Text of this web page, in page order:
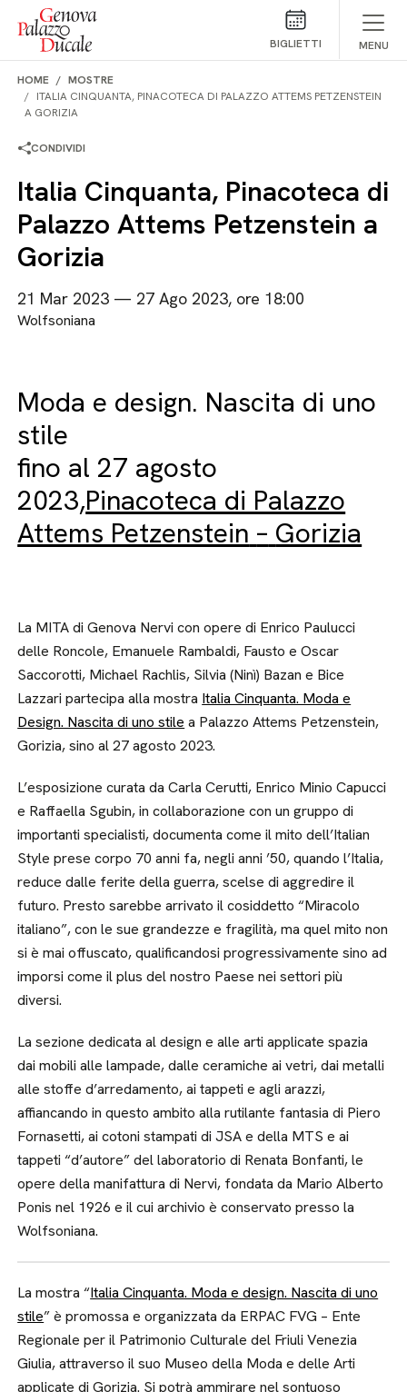
Salta al contenuto
BIGLIETTI MENU
HOME
MOSTRE
ITALIA CINQUANTA, PINACOTECA DI PALAZZO ATTEMS PETZENSTEIN
A GORIZIA
CONDIVIDI
Italia Cinquanta, Pinacoteca di
Palazzo Attems Petzenstein a
Gorizia
21 Mar 2023 — 27 Ago 2023, ore 18:00
Wolfsoniana
Moda e design. Nascita di uno
stile
fino al 27 agosto
2023,Pinacoteca di Palazzo
Attems Petzenstein – Gorizia
La MITA di Genova Nervi con opere di Enrico Paulucci
delle Roncole, Emanuele Rambaldi, Fausto e Oscar
Saccorotti, Michael Rachlis, Silvia (Ninì) Bazan e Bice
Lazzari partecipa alla mostra Italia Cinquanta. Moda e
Design. Nascita di uno stile a Palazzo Attems Petzenstein,
Gorizia, sino al 27 agosto 2023.
L’esposizione curata da Carla Cerutti, Enrico Minio Capucci
e Raffaella Sgubin, in collaborazione con un gruppo di
importanti specialisti, documenta come il mito dell’Italian
Style prese corpo 70 anni fa, negli anni ’50, quando l’Italia,
reduce dalle ferite della guerra, scelse di aggredire il
futuro. Presto sarebbe arrivato il cosiddetto “Miracolo
italiano”, con le sue grandezze e fragilità, ma quel mito non
si è mai offuscato, qualificandosi progressivamente sino ad
imporsi come il plus del nostro Paese nei settori più
diversi.
La sezione dedicata al design e alle arti applicate spazia
dai mobili alle lampade, dalle ceramiche ai vetri, dai metalli
alle stoffe d’arredamento, ai tappeti e agli arazzi,
affiancando in questo ambito alla rutilante fantasia di Piero
Fornasetti, ai cotoni stampati di JSA e della MTS e ai
tappeti “d’autore” del laboratorio di Renata Bonfanti, le
opere della manifattura di Nervi, fondata da Mario Alberto
Ponis nel 1926 e il cui archivio è conservato presso la
Wolfsoniana.
La mostra “Italia Cinquanta. Moda e design. Nascita di uno
stile” è promossa e organizzata da ERPAC FVG – Ente
Regionale per il Patrimonio Culturale del Friuli Venezia
Giulia, attraverso il suo Museo della Moda e delle Arti
applicate di Gorizia. Si potrà ammirare nel sontuoso